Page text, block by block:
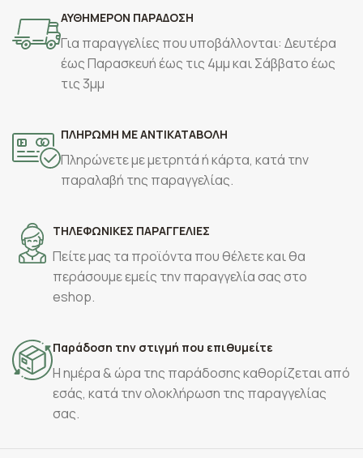
ΑΥΘΗΜΕΡΟΝ ΠΑΡΑΔΟΣΗ
Για παραγγελίες που υποβάλλονται: Δευτέρα
έως Παρασκευή έως τις 4μμ και Σάββατο έως
τις 3μμ
ΠΛΗΡΩΜΗ ΜΕ ΑΝΤΙΚΑΤΑΒΟΛΗ
Πληρώνετε με μετρητά ή κάρτα, κατά την
παραλαβή της παραγγελίας.
ΤΗΛΕΦΩΝΙΚΕΣ ΠΑΡΑΓΓΕΛΙΕΣ
Πείτε μας τα προϊόντα που θέλετε και θα
περάσουμε εμείς την παραγγελία σας στο
eshop.
Παράδοση την στιγμή που επιθυμείτε
Η ημέρα & ώρα της παράδοσης καθορίζεται από
εσάς, κατά την ολοκλήρωση της παραγγελίας
σας.